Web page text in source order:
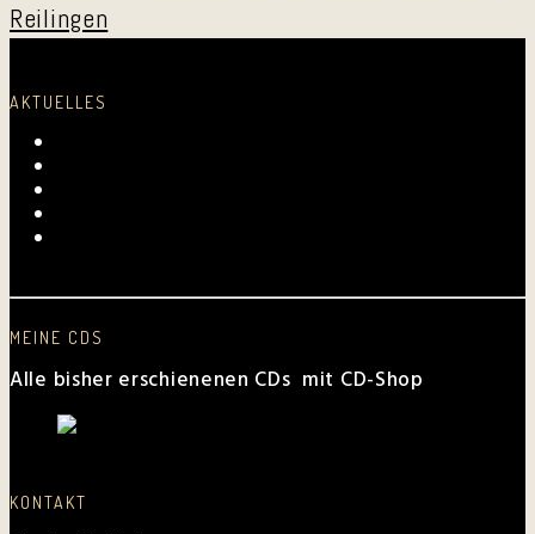
Reilingen
AKTUELLES
MEINE CDS
Alle bisher erschienenen CDs mit CD-Shop
KONTAKT